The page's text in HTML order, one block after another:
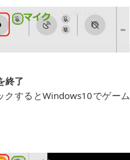
終了
するとWindows10でゲーム